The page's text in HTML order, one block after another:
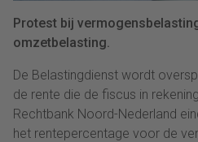
Protest bij
omzetbelasting.
De Belastingdienst wordt
de rente die de fiscus in
Rechtbank Noord-Nederland
het rentepercentage voor de